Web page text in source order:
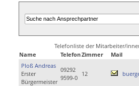
Telefonliste der Mitarbeiter/
Name
TelefonZimmer
Mail
Ploß Andreas
Erster
Bürgermeister
09292
9599-0
12